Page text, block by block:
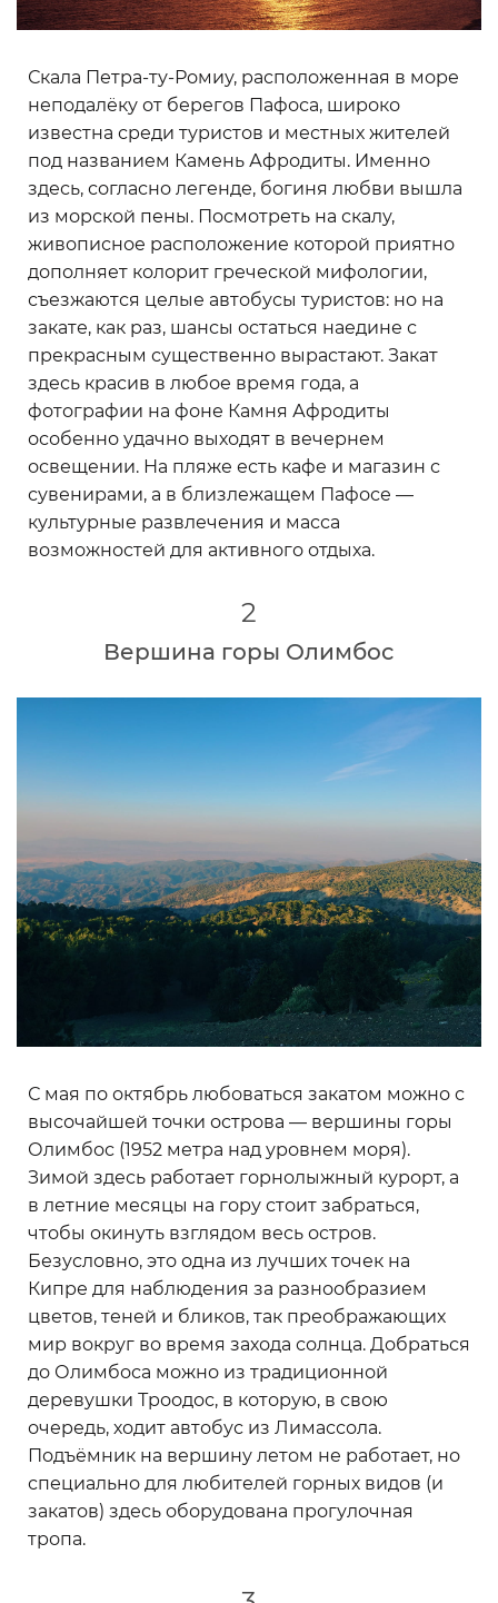
Скала Петра-ту-Ромиу, расположенная в море
неподалёку от берегов Пафоса, широко
известна среди туристов и местных жителей
под названием Камень Афродиты. Именно
здесь, согласно легенде, богиня любви вышла
из морской пены. Посмотреть на скалу,
живописное расположение которой приятно
дополняет колорит греческой мифологии,
съезжаются целые автобусы туристов: но на
закате, как раз, шансы остаться наедине с
прекрасным существенно вырастают. Закат
здесь красив в любое время года, а
фотографии на фоне Камня Афродиты
особенно удачно выходят в вечернем
освещении. На пляже есть кафе и магазин с
сувенирами, а в близлежащем Пафосе —
культурные развлечения и масса
возможностей для активного отдыха.
2
Вершина горы Олимбос
С мая по октябрь любоваться закатом можно с
высочайшей точки острова — вершины горы
Олимбос (1952 метра над уровнем моря).
Зимой здесь работает горнолыжный курорт, а
в летние месяцы на гору стоит забраться,
чтобы окинуть взглядом весь остров.
Безусловно, это одна из лучших точек на
Кипре для наблюдения за разнообразием
цветов, теней и бликов, так преображающих
мир вокруг во время захода солнца. Добраться
до Олимбоса можно из традиционной
деревушки Троодос, в которую, в свою
очередь, ходит автобус из Лимассола.
Подъёмник на вершину летом не работает, но
специально для любителей горных видов (и
закатов) здесь оборудована прогулочная
тропа.